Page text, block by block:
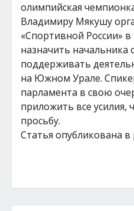
олимпийская
Владимиру Мякушу
«Спортивной России»
назначить начальника
поддерживать
на Южном Урале.
парламента в свою
приложить все усилия,
просьбу.
Статья опубликована в